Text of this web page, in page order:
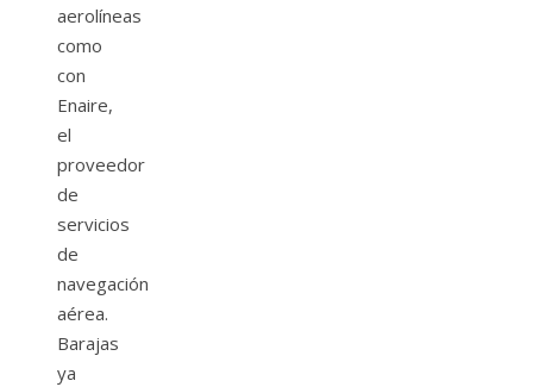
aerolíneas
como
con
Enaire,
el
proveedor
de
servicios
de
navegación
aérea.
Barajas
ya